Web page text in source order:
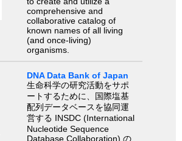
comprehensive and
collaborative catalog of
known names of all living
(and once-living)
organisms.
DNA Data Bank of Japan
生命科学の研究活動をサポ
ートするために、国際塩基
配列データベースを協同運
営する INSDC (International
Nucleotide Sequence
Database Collaboration) の